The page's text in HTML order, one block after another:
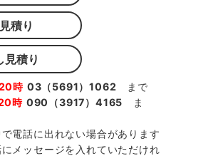
積り
見積り
時 03（5691）1062 まで
時 090（3917）4165 ま
電話に出れない場合があります
メッセージを入れていただけれ